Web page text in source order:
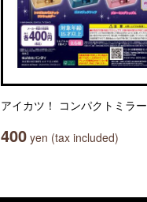
アイカツ！ コンパクトミラー
400 yen (tax included)